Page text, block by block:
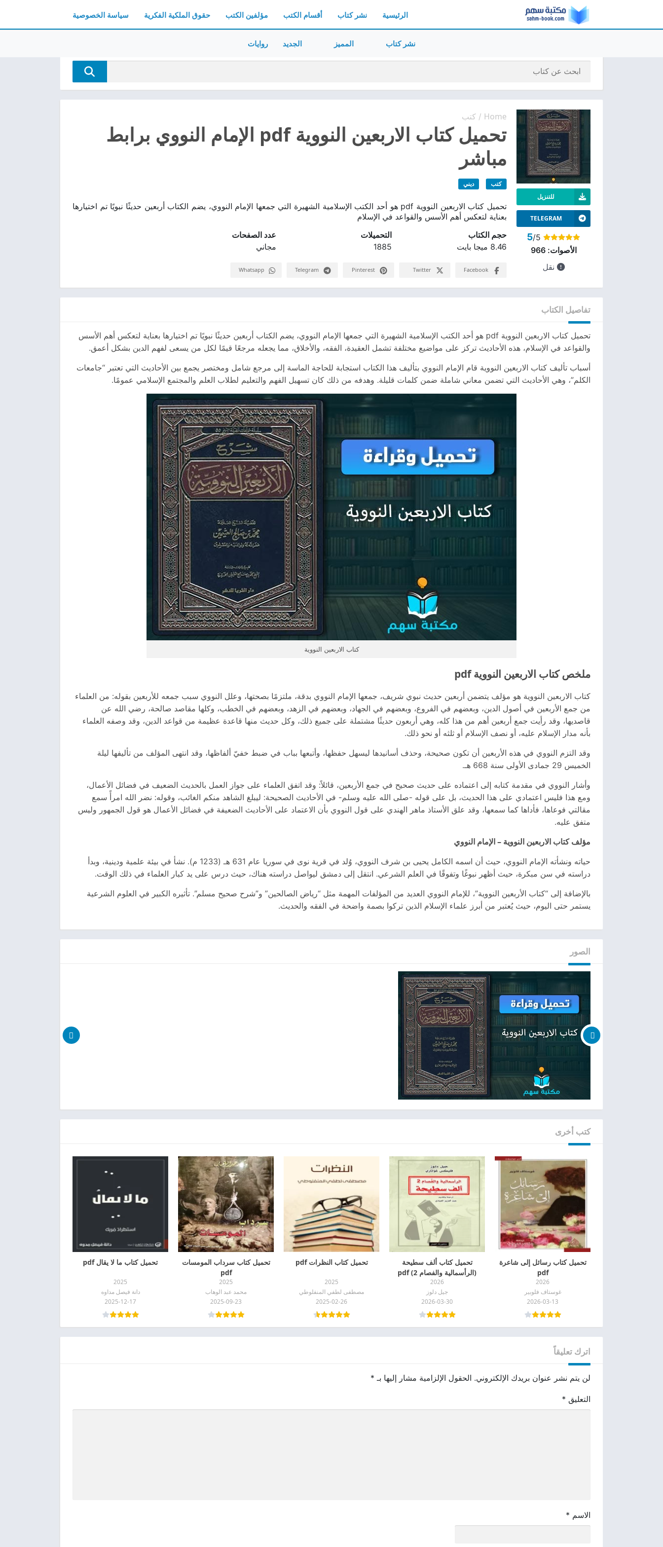
الرئيسية نشر كتاب أقسام الكتب مؤلفين الكتب حقوق الملكية الفكرية سياسة الخصوصية
نشر كتاب المميز الجديد روايات
Home
/ كتب
تحميل كتاب الاربعين النووية pdf الإمام النووي برابط
مباشر
كتب ديني
تحميل كتاب الاربعين النووية pdf هو أحد الكتب الإسلامية الشهيرة التي جمعها الإمام النووي، يضم الكتاب أربعين حديثًا نبويًا تم اختيارها
بعناية لتعكس أهم الأسس والقواعد في الإسلام
للتنزيل
TELEGRAM
5/5
الأصوات:966
نقل
حجم الكتاب
8.46 ميجا بايت
التحميلات
1885
عدد الصفحات
مجاني
Facebook
Twitter
Pinterest
Telegram
Whatsapp
تفاصيل الكتاب
تحميل كتاب الاربعين النووية pdf هو أحد الكتب الإسلامية الشهيرة التي جمعها الإمام النووي، يضم الكتاب أربعين حديثًا نبويًا تم اختيارها بعناية لتعكس أهم الأسس
والقواعد في الإسلام، هذه الأحاديث تركز على مواضيع مختلفة تشمل العقيدة، الفقه، والأخلاق، مما يجعله مرجعًا قيمًا لكل من يسعى لفهم الدين بشكل أعمق.
أسباب تأليف كتاب الاربعين النووية قام الإمام النووي بتأليف هذا الكتاب استجابة للحاجة الماسة إلى مرجع شامل ومختصر يجمع بين الأحاديث التي تعتبر “جامعات
الكلم”، وهي الأحاديث التي تضمن معاني شاملة ضمن كلمات قليلة. وهدفه من ذلك كان تسهيل الفهم والتعليم لطلاب العلم والمجتمع الإسلامي عمومًا.
كتاب الاربعين النووية
ملخص كتاب الاربعين النووية pdf
كتاب الاربعين النووية هو مؤلف يتضمن أربعين حديث نبوي شريف، جمعها الإمام النووي بدقة، ملتزمًا بصحتها، وعلل النووي سبب جمعه للأربعين بقوله: من العلماء
من جمع الأربعين في أصول الدين، وبعضهم في الفروع، وبعضهم في الجهاد، وبعضهم في الزهد، وبعضهم في الخطب، وكلها مقاصد صالحة، رضي الله عن
قاصديها، وقد رأيت جمع أربعين أهم من هذا كله، وهي أربعون حديثًا مشتملة على جميع ذلك، وكل حديث منها قاعدة عظيمة من قواعد الدين، وقد وصفه العلماء
بأنه مدار الإسلام عليه، أو نصف الإسلام أو ثلثه أو نحو ذلك.
وقد التزم النووي في هذه الأربعين أن تكون صحيحة، وحذف أسانيدها ليسهل حفظها، وأتبعها بباب في ضبط خفيّ ألفاظها، وقد انتهى المؤلف من تأليفها ليلة
الخميس 29 جمادى الأولى سنة 668 هـ.
وأشار النووي في مقدمة كتابه إلى اعتماده على حديث صحيح في جمع الأربعين، قائلاً: وقد اتفق العلماء على جواز العمل بالحديث الضعيف في فضائل الأعمال،
ومع هذا فليس اعتمادي على هذا الحديث، بل على قوله -صلى الله عليه وسلم- في الأحاديث الصحيحة: ليبلغ الشاهد منكم الغائب، وقوله: نضر الله امرأً سمع
مقالتي فوعاها، فأداها كما سمعها، وقد علق الأستاذ ماهر الهندي على قول النووي بأن الاعتماد على الأحاديث الضعيفة في فضائل الأعمال هو قول الجمهور وليس
متفق عليه.
مؤلف كتاب الاربعين النووية – الإمام النووي
حياته ونشأته الإمام النووي، حيث أن اسمه الكامل يحيى بن شرف النووي، وُلد في قرية نوى في سوريا عام 631 هـ (1233 م). نشأ في بيئة علمية ودينية، وبدأ
دراسته في سن مبكرة، حيث أظهر نبوغًا وتفوقًا في العلم الشرعي. انتقل إلى دمشق ليواصل دراسته هناك، حيث درس على يد كبار العلماء في ذلك الوقت.
بالإضافة إلى “كتاب الأربعين النووية”، للإمام النووي العديد من المؤلفات المهمة مثل “رياض الصالحين” و”شرح صحيح مسلم”. تأثيره الكبير في العلوم الشرعية
يستمر حتى اليوم، حيث يُعتبر من أبرز علماء الإسلام الذين تركوا بصمة واضحة في الفقه والحديث.
الصور
كتب أخرى
تحميل كتاب رسائل إلى شاعرة
pdf
2026
غوستاف فلوبير
2026-03-13
تحميل كتاب ألف سطيحة
(الرأسمالية والفصام 2) pdf
2026
جيل دلوز
2026-03-30
تحميل كتاب النظرات pdf
2025
مصطفى لطفي المنفلوطي
2025-02-26
تحميل كتاب سرداب المومسات
pdf
2025
محمد عبد الوهاب
2025-09-23
تحميل كتاب ما لا يقال pdf
2025
دانة فيصل مداوه
2025-12-17
اترك تعليقاً
لن يتم نشر عنوان بريدك الإلكتروني. الحقول الإلزامية مشار إليها بـ *
التعليق *
الاسم *